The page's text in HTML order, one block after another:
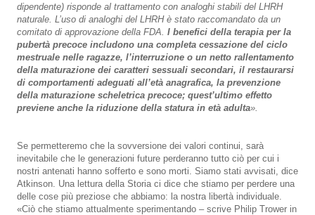
dipendente) risponde al trattamento con analoghi stabili del LHRH
naturale. L’uso di analoghi del LHRH è stato raccomandato da un
comitato di approvazione della FDA. I benefici della terapia per la
pubertà precoce includono una completa cessazione del ciclo
mestruale nelle ragazze, l’interruzione o un netto rallentamento
della maturazione dei caratteri sessuali secondari, il restaurarsi
di comportamenti adeguati all’età anagrafica, la prevenzione
della maturazione scheletrica precoce; quest’ultimo effetto
previene anche la riduzione della statura in età adulta».
Se permetteremo che la sovversione dei valori continui, sarà
inevitabile che le generazioni future perderanno tutto ciò per cui i
nostri antenati hanno sofferto e sono morti. Siamo stati avvisati, dice
Atkinson. Una lettura della Storia ci dice che stiamo per perdere una
delle cose più preziose che abbiamo: la nostra libertà individuale.
«Ciò che stiamo attualmente sperimentando – scrive Philip Trower in